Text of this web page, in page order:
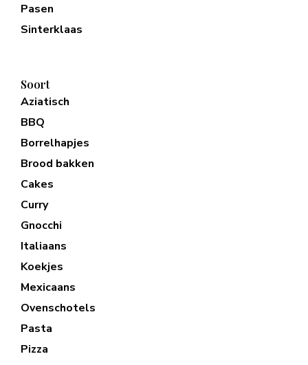
Pasen
Sinterklaas
Soort
Aziatisch
BBQ
Borrelhapjes
Brood bakken
Cakes
Curry
Gnocchi
Italiaans
Koekjes
Mexicaans
Ovenschotels
Pasta
Pizza